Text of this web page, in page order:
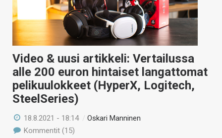
Video & uusi artikkeli: Vertailussa
alle 200 euron hintaiset langattomat
pelikuulokkeet (HyperX, Logitech,
SteelSeries)
18.8.2021 - 18:14 /Oskari Manninen
Kommentit (15)